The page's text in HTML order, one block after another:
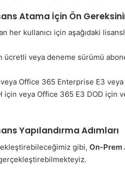
Atama İçin Ön
her kullanıcı için aşağıdaki
ücretli veya deneme sürümü
Office 365 Enterprise E3
için veya Office 365 E3 DOD için
Yapılandırma Adımları
gibi, On-Prem